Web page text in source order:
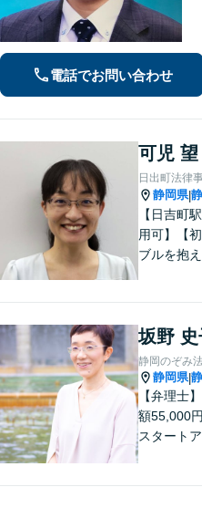
電話でお問い合わせ
可児 望
日出町法律
静岡県|
【日吉町
用可】【
ブルを抱
坂野 史
静岡のぞみ
静岡県|
【弁理士
額55,000
スタート